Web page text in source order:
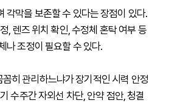
각막을 보존할 수 있다는 장점이 있다.
, 렌즈 위치 확인, 수정체 혼탁 여부 등
나 조정이 필요할 수 있다.
히 관리하느냐가 장기적인 시력 안정
수주간 자외선 차단, 안약 점안, 청결